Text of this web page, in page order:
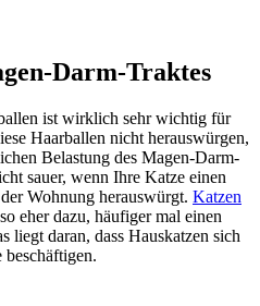
Darm-Traktes
ist wirklich sehr wichtig für
Haarballen nicht herauswürgen,
Belastung des Magen-Darm-
sauer, wenn Ihre Katze einen
Wohnung herauswürgt. Katzen
eher dazu, häufiger mal einen
liegt daran, dass Hauskatzen sich